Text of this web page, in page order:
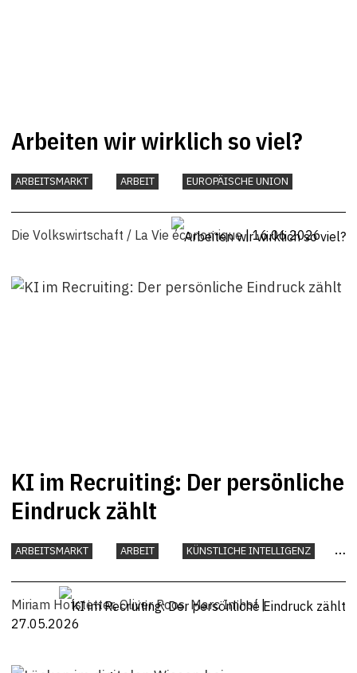
Arbeiten wir wirklich so viel?
ARBEITSMARKT ARBEIT EUROPÄISCHE UNION
Die Volkswirtschaft / La Vie économique| 16.06.2026
KI im Recruiting: Der persönliche
Eindruck zählt
ARBEITSMARKT ARBEIT
KÜNSTLICHE INTELLIGENZ
Miriam Hofstetter,Oliver Roos,Marc Imhof|
27.05.2026